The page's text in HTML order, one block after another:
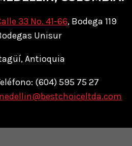
33 No. 41-66, Bodega 119
Unisur
Antioquia
(604) 595 75 27